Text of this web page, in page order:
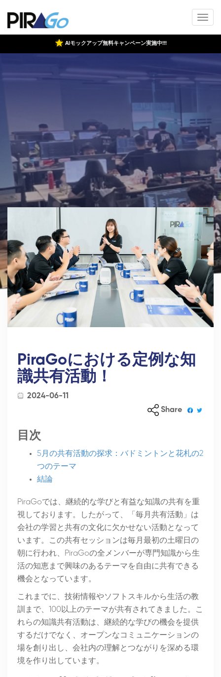
AIモックアップ無料キャンペーン実施中!!!
PiraGoにおける定例な知
識共有活動！
2024-06-11
Share
目次
5月の共有活動の探求：バドミントンと花札の2
つのテーマ
結論
PiraGoでは、継続的な学びと有益な知識の共有を重
視しております。したがって、「毎月共有活動」は
会社の学習と共有の文化に欠かせない活動となって
います。この共有セッションは毎月最初の土曜日の
朝に行われ、PiraGoの全メンバーが専門知識から生
活の知恵まで興味のあるテーマを自由に共有できる
機会となっています。
これまでに、技術情報やソフトスキルから生活の教
訓まで、100以上のテーマが共有されてきました。こ
れらの知識共有活動は、継続的な学びの機会を提供
するだけでなく、オープンなコミュニケーションの
場を創り出し、会社内の理解とつながりを深める環
境を作り出しています。